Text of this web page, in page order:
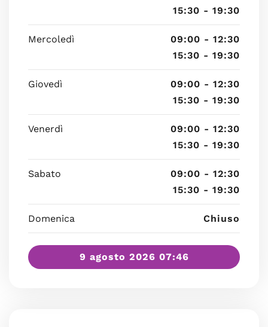
15:30 - 19:30
Mercoledì
09:00 - 12:30
15:30 - 19:30
Giovedì
09:00 - 12:30
15:30 - 19:30
Venerdì
09:00 - 12:30
15:30 - 19:30
Sabato
09:00 - 12:30
15:30 - 19:30
Domenica Chiuso
9 agosto 2026 07:46